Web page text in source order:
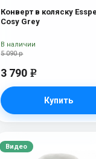
Конверт в коляску
Cosy Grey
5 090 р
3 790 e
Купить
В наличии
Видео